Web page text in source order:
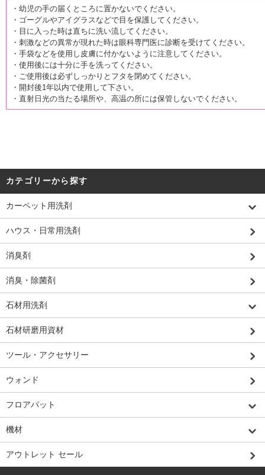
・幼児の手の届くところに置かないでください。
・ゴーグルやアイグラスなどで目を保護してください。
・目に入った時は直ちに洗い流してください。
・刺激などの異常が現れた時は眼科専門医に診断を受けてください。
・手袋などを使用し皮膚に付かないように注意してください。
・使用後には十分に手を洗ってください。
・ご使用後は必ずしっかりとフタを閉めてください。
・開封後1年以内で使用して下さい。
・直射日光の当たる場所や、高温の所には保管しないでください。
カテゴリーから探す
カーペット用洗剤
ハウス・日常用洗剤
消臭剤
消臭・除菌剤
石材用洗剤
石材研磨用資材
ツール・アクセサリー
ウォンド
フロアパット
機材
アウトレット セール